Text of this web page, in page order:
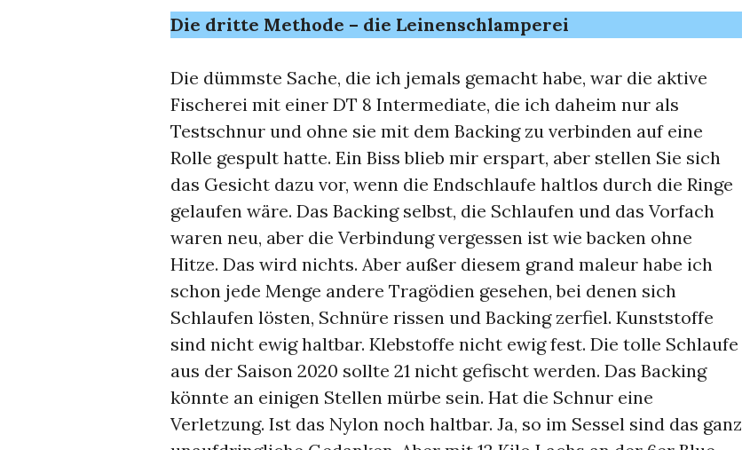
Die dritte Methode – die Leinenschlamperei
Die dümmste Sache, die ich jemals gemacht habe, war die aktive
Fischerei mit einer DT 8 Intermediate, die ich daheim nur als
Testschnur und ohne sie mit dem Backing zu verbinden auf eine
Rolle gespult hatte. Ein Biss blieb mir erspart, aber stellen Sie sich
das Gesicht dazu vor, wenn die Endschlaufe haltlos durch die Ringe
gelaufen wäre. Das Backing selbst, die Schlaufen und das Vorfach
waren neu, aber die Verbindung vergessen ist wie backen ohne
Hitze. Das wird nichts. Aber außer diesem grand maleur habe ich
schon jede Menge andere Tragödien gesehen, bei denen sich
Schlaufen lösten, Schnüre rissen und Backing zerfiel. Kunststoffe
sind nicht ewig haltbar. Klebstoffe nicht ewig fest. Die tolle Schlaufe
aus der Saison 2020 sollte 21 nicht gefischt werden. Das Backing
könnte an einigen Stellen mürbe sein. Hat die Schnur eine
Verletzung. Ist das Nylon noch haltbar. Ja, so im Sessel sind das ganz